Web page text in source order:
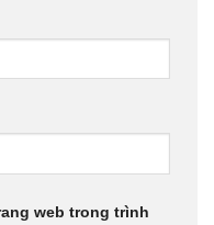
web trong trình